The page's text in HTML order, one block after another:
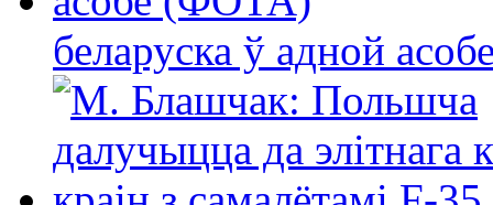
беларуска ў адной